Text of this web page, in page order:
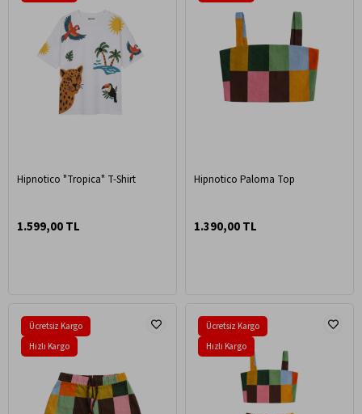
Hipnotico "Tropica" T-Shirt
1.599,00 TL
Hipnotico Paloma Top
1.390,00 TL
Ücretsiz Kargo
Hızlı Kargo
Ücretsiz Kargo
Hızlı Kargo